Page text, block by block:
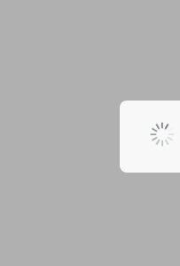
暂无